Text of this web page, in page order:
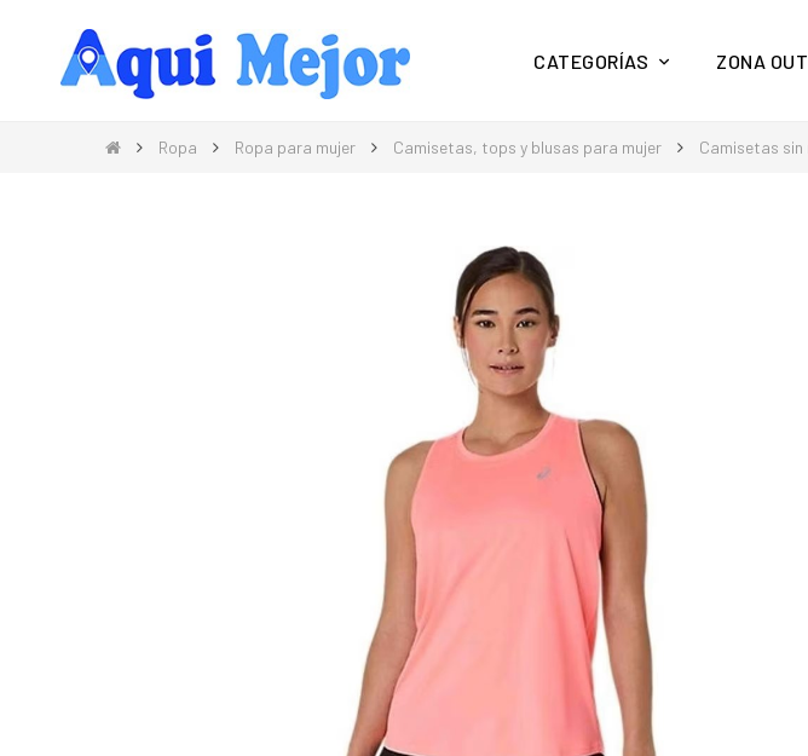
Compra Moda, Electrónica, Hogar y mucho más en
CATEGORÍAS ZONA
Ropa Ropa para mujer Camisetas, tops y blusas para mujer Camisetas